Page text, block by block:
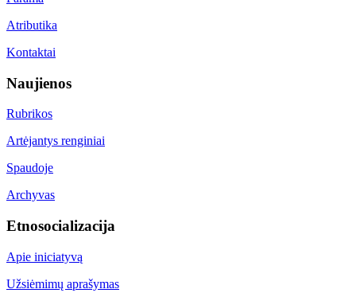
Atributika
Kontaktai
Naujienos
Rubrikos
Artėjantys renginiai
Spaudoje
Archyvas
Etnosocializacija
Apie iniciatyvą
Užsiėmimų aprašymas